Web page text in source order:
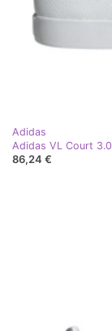
Adidas
Adidas VL Court
86,24 €